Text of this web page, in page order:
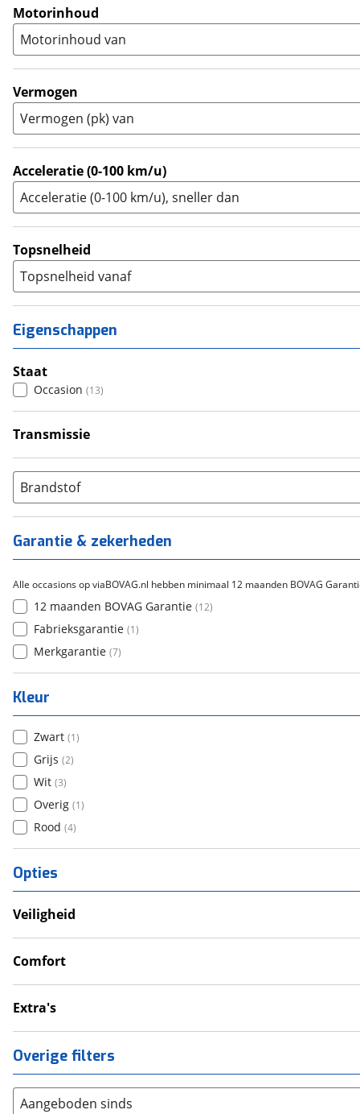
Supersport (0)
Tourer (0)
Touring Enduro (0)
Trial (0
Zijspan (0)
A1 (0)
(
Motorinhoud
Motorinhoud van
Vermogen
Vermogen (pk) van
Acceleratie (0-100 km/u)
Acceleratie (0-100 km/u), sneller dan
Topsnelheid
Topsnelheid vanaf
Eigenschappen
Staat
Occasion (13)
Transmissie
Brandstof
Garantie & zekerheden
Alle occasions op viaBOVAG.nl hebben minimaal 12 maanden BOVAG
12 maanden BOVAG Garantie (12)
Fabrieksgarantie (1)
Merkgarantie (7)
Kleur
Zwart (1)
Grijs (2)
Wit (3)
Overig (1)
Rood (4)
Opties
Veiligheid
LED verlichting
Valbeugel
Comfort
Handkappen
Extra's
Onderhoudsboekjes
Sportuitlaat
Overige filters
Aangeboden sinds